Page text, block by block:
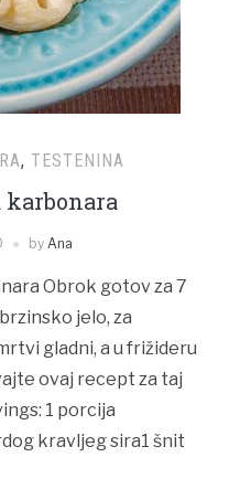
, TESTENINA
karbonara
by Ana
Obrok gotov za 7
jelo, za
gladni, a u frižideru
ovaj recept za taj
1 porcija
kravljeg sira1 šnit